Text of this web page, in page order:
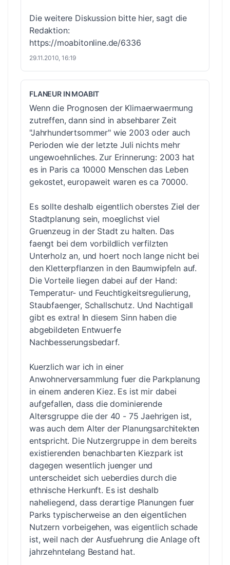
Die weitere Diskussion bitte hier, sagt die
Redaktion:
https://moabitonline.de/6336
29.11.2010, 16:19
FLANEUR IN MOABIT
Wenn die Prognosen der Klimaerwaermung
zutreffen, dann sind in absehbarer Zeit
"Jahrhundertsommer" wie 2003 oder auch
Perioden wie der letzte Juli nichts mehr
ungewoehnliches. Zur Erinnerung: 2003 hat
es in Paris ca 10000 Menschen das Leben
gekostet, europaweit waren es ca 70000.
Es sollte deshalb eigentlich oberstes Ziel der
Stadtplanung sein, moeglichst viel
Gruenzeug in der Stadt zu halten. Das
faengt bei dem vorbildlich verfilzten
Unterholz an, und hoert noch lange nicht bei
den Kletterpflanzen in den Baumwipfeln auf.
Die Vorteile liegen dabei auf der Hand:
Temperatur- und Feuchtigkeitsregulierung,
Staubfaenger, Schallschutz. Und Nachtigall
gibt es extra! In diesem Sinn haben die
abgebildeten Entwuerfe
Nachbesserungsbedarf.
Kuerzlich war ich in einer
Anwohnerversammlung fuer die Parkplanung
in einem anderen Kiez. Es ist mir dabei
aufgefallen, dass die dominierende
Altersgruppe die der 40 - 75 Jaehrigen ist,
was auch dem Alter der Planungsarchitekten
entspricht. Die Nutzergruppe in dem bereits
existierenden benachbarten Kiezpark ist
dagegen wesentlich juenger und
unterscheidet sich ueberdies durch die
ethnische Herkunft. Es ist deshalb
naheliegend, dass derartige Planungen fuer
Parks typischerweise an den eigentlichen
Nutzern vorbeigehen, was eigentlich schade
ist, weil nach der Ausfuehrung die Anlage oft
jahrzehntelang Bestand hat.